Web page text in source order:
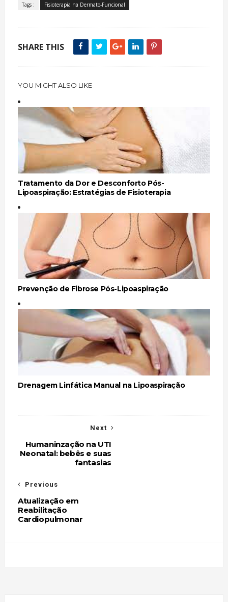
Tags : Fisioterapia na Dermato-Funcional
SHARE THIS
YOU MIGHT ALSO LIKE
Tratamento da Dor e Desconforto Pós-
Lipoaspiração: Estratégias de Fisioterapia
Prevenção de Fibrose Pós-Lipoaspiração
Drenagem Linfática Manual na Lipoaspiração
Next
Humaninzação na UTI
Neonatal: bebês e suas
fantasias
Previous
Atualização em
Reabilitação
Cardiopulmonar